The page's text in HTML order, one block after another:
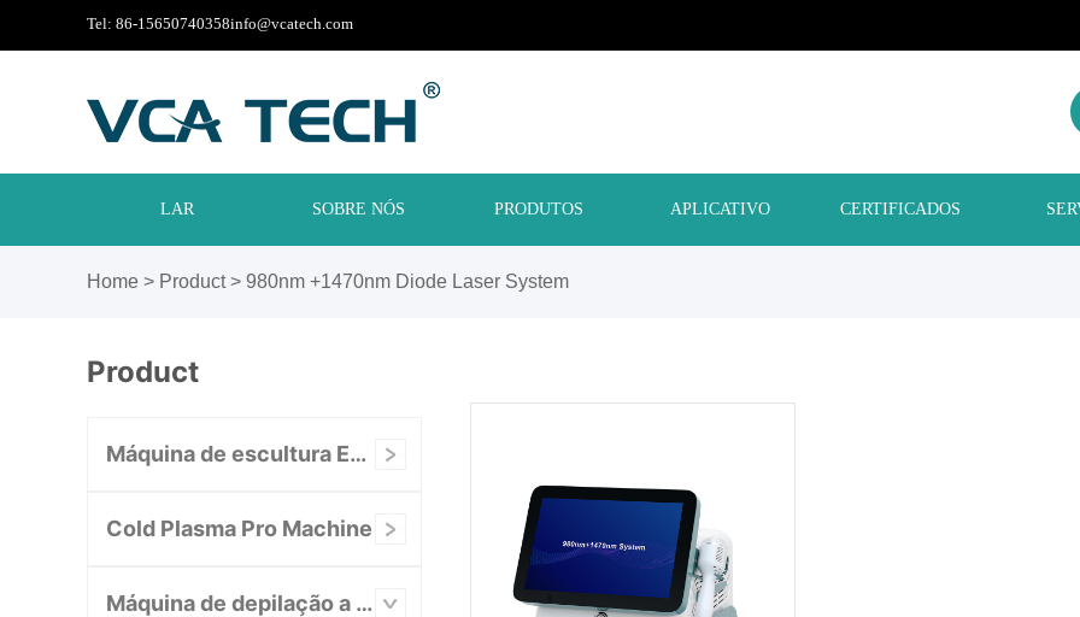
Tel: 86-15650740358info@vcatech.com
LAR SOBRE NÓS PRODUTOS APLICATIVO CERTIFICADOS
Home > Product> 980nm +1470nm Diode Laser System
Product
Máquina de escultura EMS
Cold Plasma Pro Machine
Máquina de depilação a laser